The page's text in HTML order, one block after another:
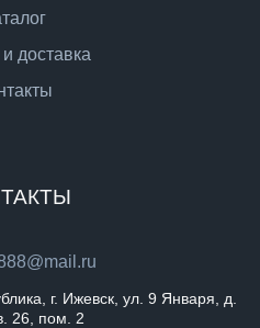
доставка
г. Ижевск, ул. 9 Января, д.
26, пом. 2